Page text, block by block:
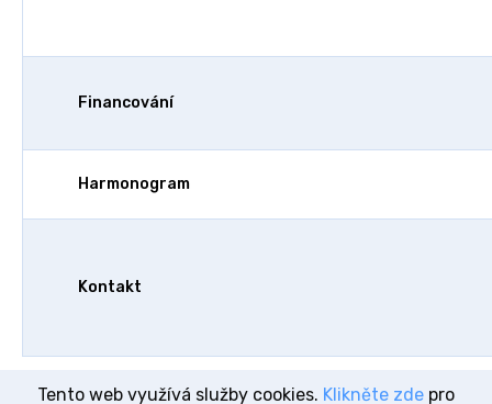
Financování
Harmonogram
Kontakt
Tento web využívá služby cookies. Klikněte zde pro